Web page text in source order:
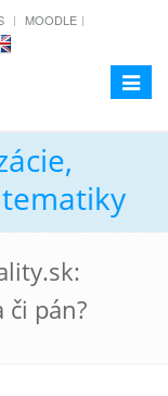
MOODLE
Toggle
pán?